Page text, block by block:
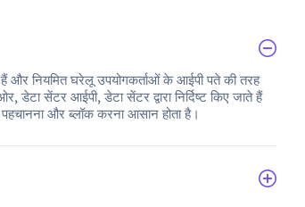
हैं और नियमित घरेलू उपयोगकर्ताओं के आईपी पते की तरह
सेंटर आईपी, डेटा सेंटर द्वारा निर्दिष्ट किए जाते हैं
और ब्लॉक करना आसान होता है।